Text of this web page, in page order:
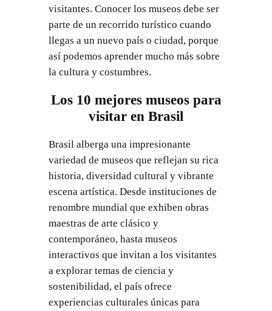
visitantes. Conocer los museos debe ser
parte de un recorrido turístico cuando
llegas a un nuevo país o ciudad, porque
así podemos aprender mucho más sobre
la cultura y costumbres.
Los 10 mejores museos para
visitar en Brasil
Brasil alberga una impresionante
variedad de museos que reflejan su rica
historia, diversidad cultural y vibrante
escena artística. Desde instituciones de
renombre mundial que exhiben obras
maestras de arte clásico y
contemporáneo, hasta museos
interactivos que invitan a los visitantes
a explorar temas de ciencia y
sostenibilidad, el país ofrece
experiencias culturales únicas para